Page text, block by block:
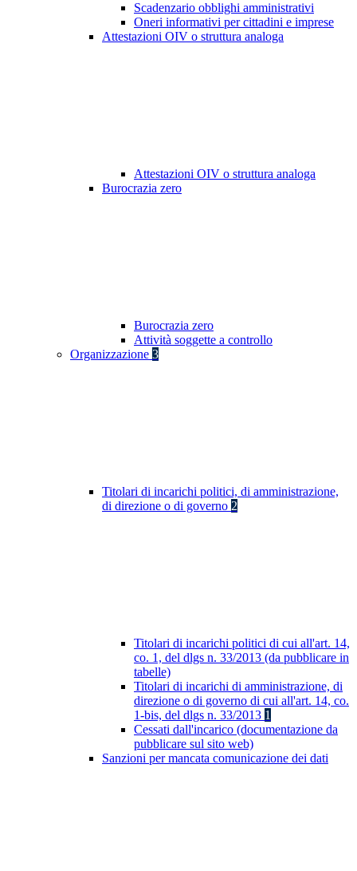
Scadenzario obblighi amministrativi
Oneri informativi per cittadini e imprese
Attestazioni OIV o struttura analoga
Attestazioni OIV o struttura analoga
Burocrazia zero
Burocrazia zero
Attività soggette a controllo
Organizzazione 3
Titolari di incarichi politici, di amministrazione,
di direzione o di governo 2
Titolari di incarichi politici di cui all'art. 14,
co. 1, del dlgs n. 33/2013 (da pubblicare in
tabelle)
Titolari di incarichi di amministrazione, di
direzione o di governo di cui all'art. 14, co.
1-bis, del dlgs n. 33/2013 1
Cessati dall'incarico (documentazione da
pubblicare sul sito web)
Sanzioni per mancata comunicazione dei dati